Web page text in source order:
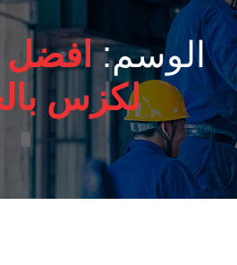
الوسم:افضل
لكزس